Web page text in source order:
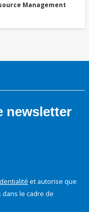
Management
newsletter
et autorise que
le cadre de